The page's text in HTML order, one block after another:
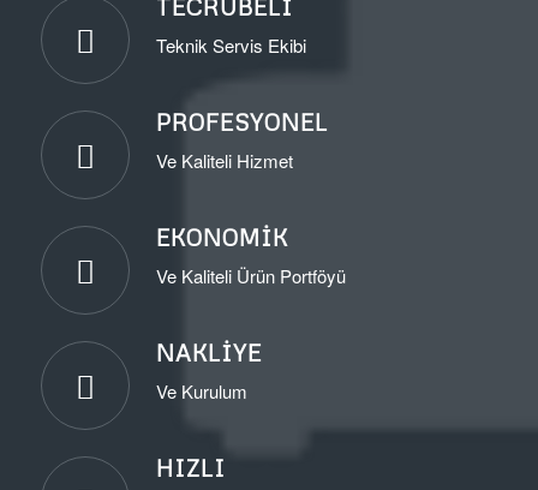
TECRÜBELI
Teknik Servis Ekibi
PROFESYONEL
Ve Kaliteli Hizmet
EKONOMIK
Ve Kaliteli Ürün Portföyü
NAKLIYE
Ve Kurulum
HIZLI